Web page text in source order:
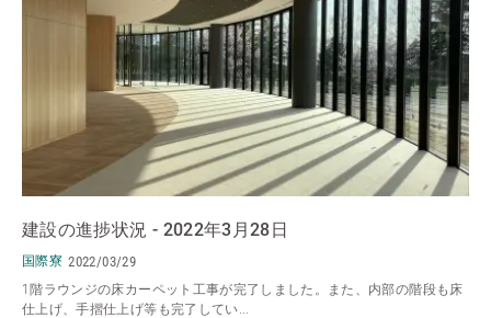
建設の進捗状況 - 2022年3月28日
国際寮 2022/03/29
1階ラウンジの床カーペット工事が完了しました。また、内部の階段も床
仕上げ、手摺仕上げ等も完了してい...